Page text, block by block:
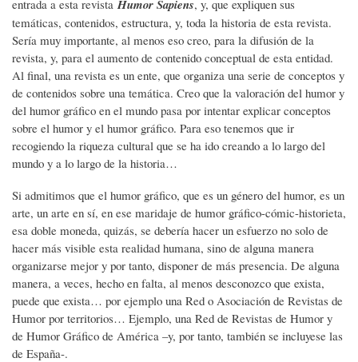
entrada a esta revista Humor Sapiens, y, que expliquen sus
temáticas, contenidos, estructura, y, toda la historia de esta revista.
Sería muy importante, al menos eso creo, para la difusión de la
revista, y, para el aumento de contenido conceptual de esta entidad.
Al final, una revista es un ente, que organiza una serie de conceptos y
de contenidos sobre una temática. Creo que la valoración del humor y
del humor gráfico en el mundo pasa por intentar explicar conceptos
sobre el humor y el humor gráfico. Para eso tenemos que ir
recogiendo la riqueza cultural que se ha ido creando a lo largo del
mundo y a lo largo de la historia…
Si admitimos que el humor gráfico, que es un género del humor, es un
arte, un arte en sí, en ese maridaje de humor gráfico-cómic-historieta,
esa doble moneda, quizás, se debería hacer un esfuerzo no solo de
hacer más visible esta realidad humana, sino de alguna manera
organizarse mejor y por tanto, disponer de más presencia. De alguna
manera, a veces, hecho en falta, al menos desconozco que exista,
puede que exista… por ejemplo una Red o Asociación de Revistas de
Humor por territorios… Ejemplo, una Red de Revistas de Humor y
de Humor Gráfico de América –y, por tanto, también se incluyese las
de España-.